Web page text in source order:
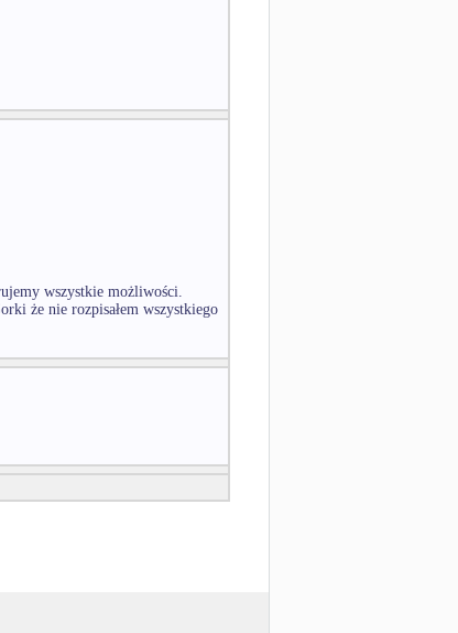
wszystkie możliwości.
że nie rozpisałem wszystkiego